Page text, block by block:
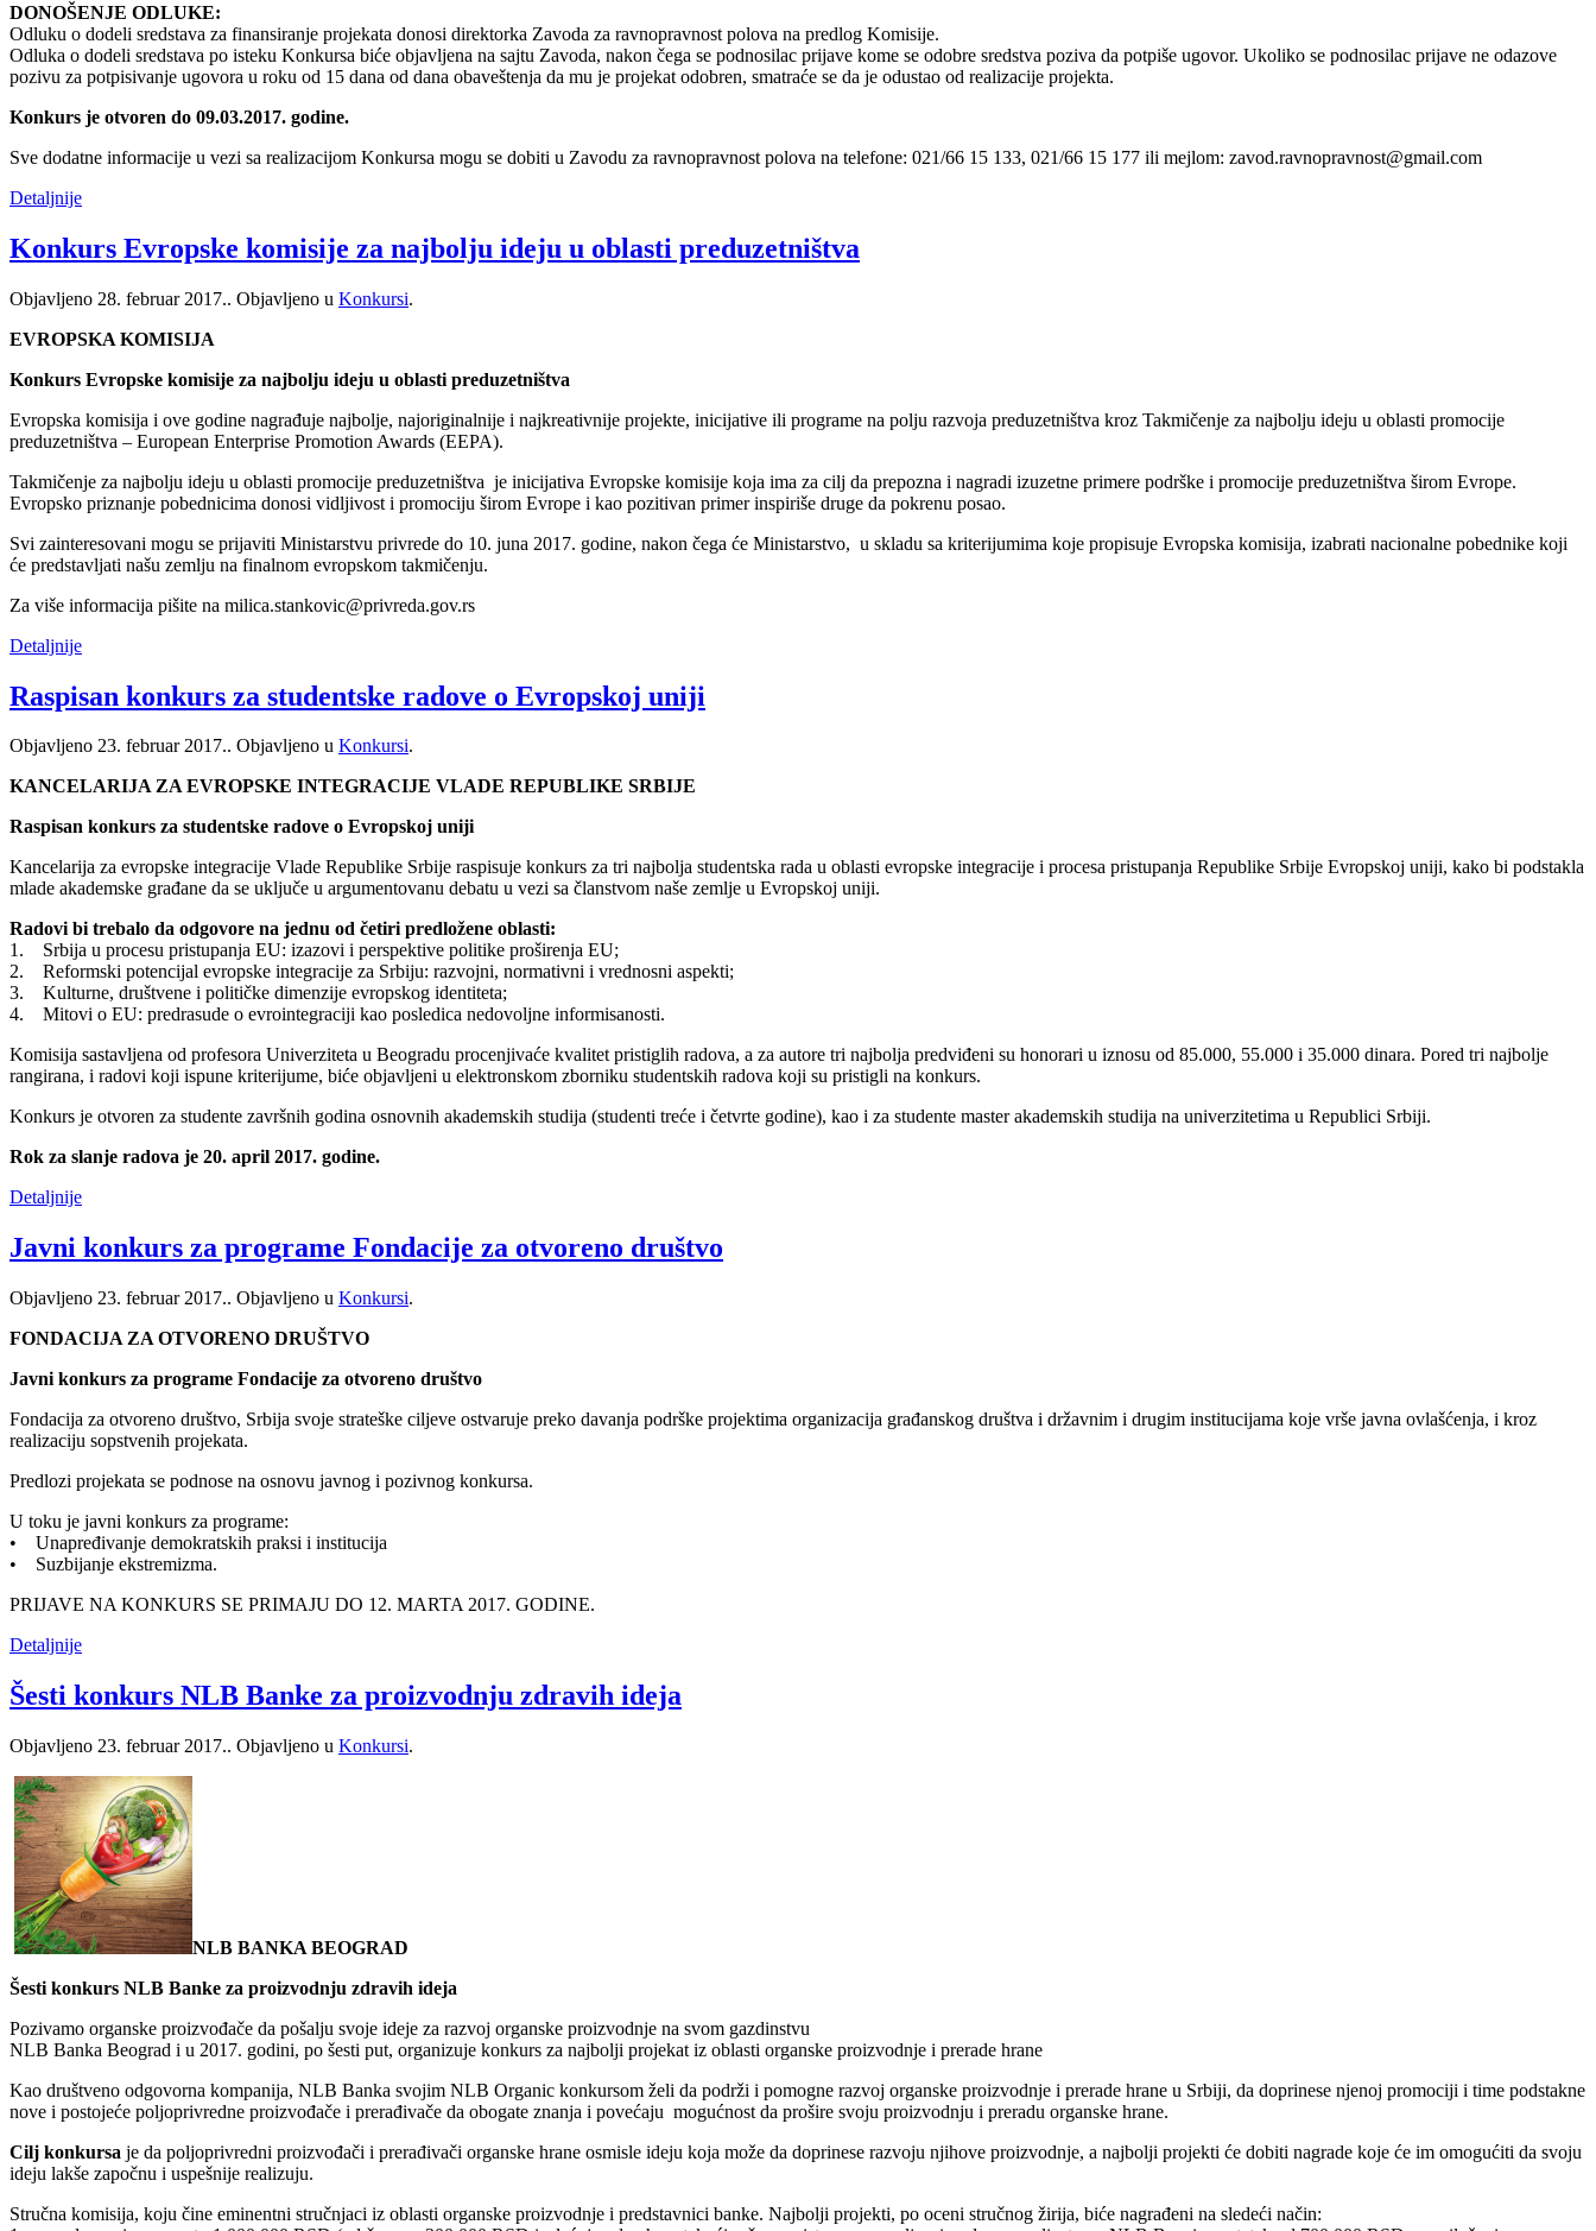
DONOŠENJE ODLUKE:
Odluku o dodeli sredstava za finansiranje projekata donosi direktorka Zavoda za ravnopravnost polova na predlog Komisije.
Odluka o dodeli sredstava po isteku Konkursa biće objavljena na sajtu Zavoda, nakon čega se podnosilac prijave kome se odobre sredstva poziva da potpiše ugovor. Ukoliko se podnosilac prijave ne odazove
pozivu za potpisivanje ugovora u roku od 15 dana od dana obaveštenja da mu je projekat odobren, smatraće se da je odustao od realizacije projekta.
Konkurs je otvoren do 09.03.2017. godine.
Sve dodatne informacije u vezi sa realizacijom Konkursa mogu se dobiti u Zavodu za ravnopravnost polova na telefone: 021/66 15 133, 021/66 15 177 ili mejlom: zavod.ravnopravnost@gmail.com
Detaljnije
Konkurs Evropske komisije za najbolju ideju u oblasti preduzetništva
Objavljeno 28. februar 2017.. Objavljeno u Konkursi.
EVROPSKA KOMISIJA
Konkurs Evropske komisije za najbolju ideju u oblasti preduzetništva
Evropska komisija i ove godine nagrađuje najbolje, najoriginalnije i najkreativnije projekte, inicijative ili programe na polju razvoja preduzetništva kroz Takmičenje za najbolju ideju u oblasti promocije
preduzetništva – European Enterprise Promotion Awards (EEPA).
Takmičenje za najbolju ideju u oblasti promocije preduzetništva je inicijativa Evropske komisije koja ima za cilj da prepozna i nagradi izuzetne primere podrške i promocije preduzetništva širom Evrope.
Evropsko priznanje pobednicima donosi vidljivost i promociju širom Evrope i kao pozitivan primer inspiriše druge da pokrenu posao.
Svi zainteresovani mogu se prijaviti Ministarstvu privrede do 10. juna 2017. godine, nakon čega će Ministarstvo, u skladu sa kriterijumima koje propisuje Evropska komisija, izabrati nacionalne pobednike koji
će predstavljati našu zemlju na finalnom evropskom takmičenju.
Za više informacija pišite na milica.stankovic@privreda.gov.rs
Detaljnije
Raspisan konkurs za studentske radove o Evropskoj uniji
Objavljeno 23. februar 2017.. Objavljeno u Konkursi.
KANCELARIJA ZA EVROPSKE INTEGRACIJE VLADE REPUBLIKE SRBIJE
Raspisan konkurs za studentske radove o Evropskoj uniji
Kancelarija za evropske integracije Vlade Republike Srbije raspisuje konkurs za tri najbolja studentska rada u oblasti evropske integracije i procesa pristupanja Republike Srbije Evropskoj uniji, kako bi podstakla
mlade akademske građane da se uključe u argumentovanu debatu u vezi sa članstvom naše zemlje u Evropskoj uniji.
Radovi bi trebalo da odgovore na jednu od četiri predložene oblasti:
1. Srbija u procesu pristupanja EU: izazovi i perspektive politike proširenja EU;
2. Reformski potencijal evropske integracije za Srbiju: razvojni, normativni i vrednosni aspekti;
3. Kulturne, društvene i političke dimenzije evropskog identiteta;
4. Mitovi o EU: predrasude o evrointegraciji kao posledica nedovoljne informisanosti.
Komisija sastavljena od profesora Univerziteta u Beogradu procenjivaće kvalitet pristiglih radova, a za autore tri najbolja predviđeni su honorari u iznosu od 85.000, 55.000 i 35.000 dinara. Pored tri najbolje
rangirana, i radovi koji ispune kriterijume, biće objavljeni u elektronskom zborniku studentskih radova koji su pristigli na konkurs.
Konkurs je otvoren za studente završnih godina osnovnih akademskih studija (studenti treće i četvrte godine), kao i za studente master akademskih studija na univerzitetima u Republici Srbiji.
Rok za slanje radova je 20. april 2017. godine.
Detaljnije
Javni konkurs za programe Fondacije za otvoreno društvo
Objavljeno 23. februar 2017.. Objavljeno u Konkursi.
FONDACIJA ZA OTVORENO DRUŠTVO
Javni konkurs za programe Fondacije za otvoreno društvo
Fondacija za otvoreno društvo, Srbija svoje strateške ciljeve ostvaruje preko davanja podrške projektima organizacija građanskog društva i državnim i drugim institucijama koje vrše javna ovlašćenja, i kroz
realizaciju sopstvenih projekata.
Predlozi projekata se podnose na osnovu javnog i pozivnog konkursa.
U toku je javni konkurs za programe:
• Unapređivanje demokratskih praksi i institucija
• Suzbijanje ekstremizma.
PRIJAVE NA KONKURS SE PRIMAJU DO 12. MARTA 2017. GODINE.
Detaljnije
Šesti konkurs NLB Banke za proizvodnju zdravih ideja
Objavljeno 23. februar 2017.. Objavljeno u Konkursi.
NLB BANKA BEOGRAD
Šesti konkurs NLB Banke za proizvodnju zdravih ideja
Pozivamo organske proizvođače da pošalju svoje ideje za razvoj organske proizvodnje na svom gazdinstvu
NLB Banka Beograd i u 2017. godini, po šesti put, organizuje konkurs za najbolji projekat iz oblasti organske proizvodnje i prerade hrane
Kao društveno odgovorna kompanija, NLB Banka svojim NLB Organic konkursom želi da podrži i pomogne razvoj organske proizvodnje i prerade hrane u Srbiji, da doprinese njenoj promociji i time podstakne
nove i postojeće poljoprivredne proizvođače i prerađivače da obogate znanja i povećaju mogućnost da prošire svoju proizvodnju i preradu organske hrane.
Cilj konkursa je da poljoprivredni proizvođači i prerađivači organske hrane osmisle ideju koja može da doprinese razvoju njihove proizvodnje, a najbolji projekti će dobiti nagrade koje će im omogućiti da svoju
ideju lakše započnu i uspešnije realizuju.
Stručna komisija, koju čine eminentni stručnjaci iz oblasti organske proizvodnje i predstavnici banke. Najbolji projekti, po oceni stručnog žirija, biće nagrađeni na sledeći način: